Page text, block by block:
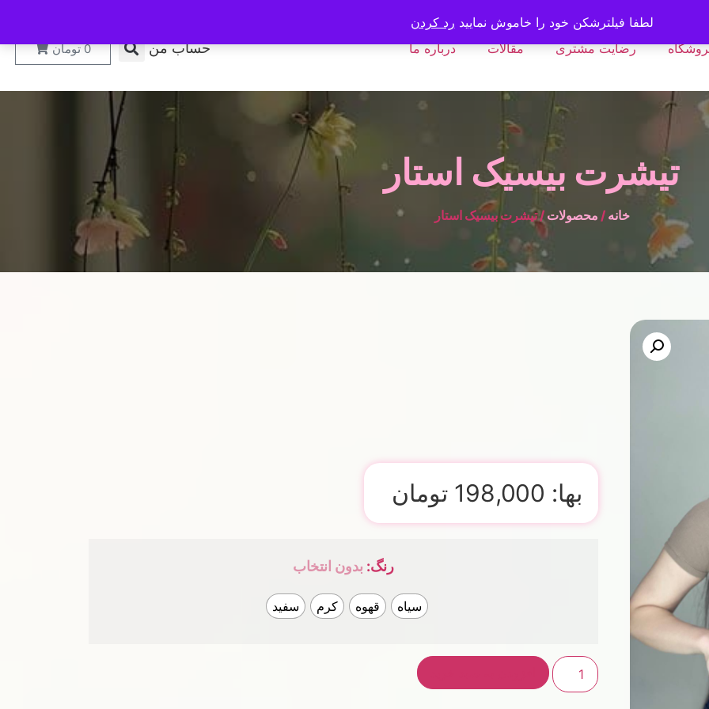
رضایت مشتری مقالات درباره ما حساب من 0 تومان
تیشرت بیسیک استار
خانه / محصولات / تیشرت بیسیک استار
بها: 198,000 تومان
رنگ: بدون انتخاب
سیاه قهوه کرم سفید
لطفا فیلترشکن خود را خاموش نمایید رد کردن